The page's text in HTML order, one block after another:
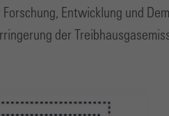
Entwicklung und
der